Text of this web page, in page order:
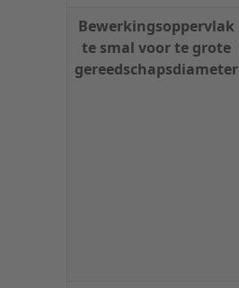
Bewerkingsoppervlak
te smal voor te grote
gereedschapsdiameter